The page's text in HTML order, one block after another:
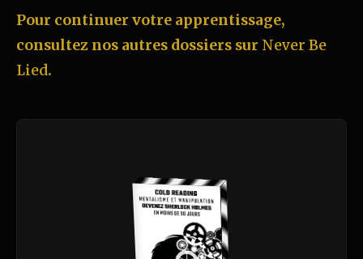
Pour continuer votre apprentissage,
consultez nos autres dossiers sur Never Be
Lied.